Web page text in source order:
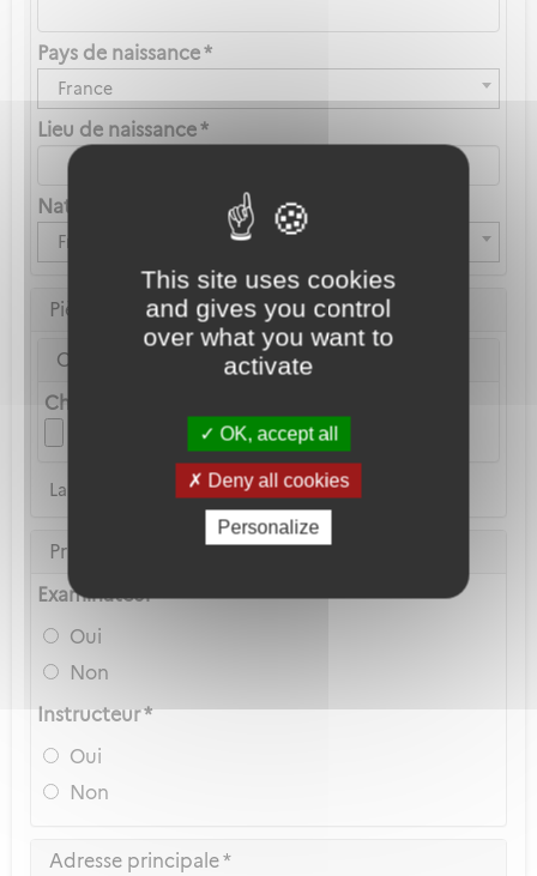
This site uses cookies
and gives you control
over what you want to
activate
OK, accept all
Deny all cookies
Personalize
Pays de naissance *
France
Lieu de naissance *
Nationalité *
Française
Pièce d'identité
Carte Nationale d'Identité ou Passeport *
Choix du fichier
La copie du permis de conduire n'est pas acceptée
Privilèges Navigant
Examinateur *
Oui
Non
Instructeur *
Oui
Non
Adresse principale *